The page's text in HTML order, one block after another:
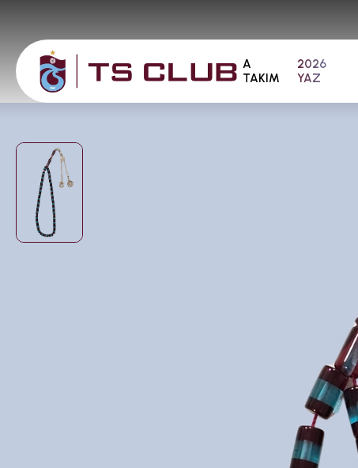
A
TAKIM
2026
YAZ